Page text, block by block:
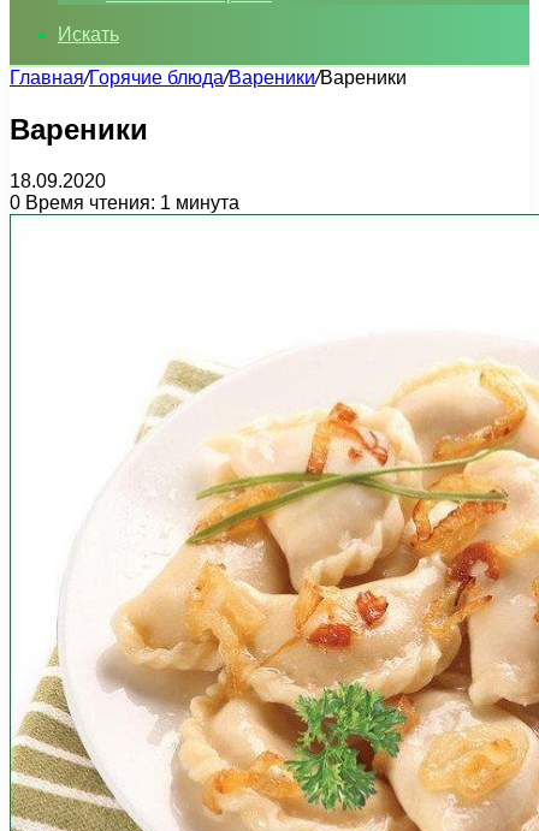
Искать
Главная/Горячие блюда/Вареники/Вареники
Вареники
18.09.2020
0 Время чтения: 1 минута